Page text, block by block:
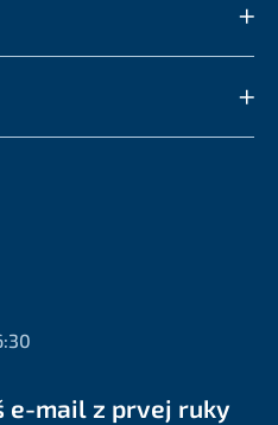
e-mail z prvej ruky